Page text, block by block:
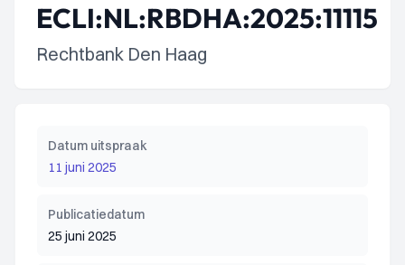
ECLI:NL:RBDHA:2025:11115
Rechtbank Den Haag
Datum uitspraak
11 juni 2025
Publicatiedatum
25 juni 2025